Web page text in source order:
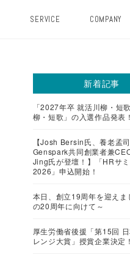
SERVICE COMPANY
新着記事
「2027年卒 就活川柳・短
柳・短歌」の入選作品発表！
【Josh Bersin氏、養老孟司
Genspark共同創業者兼
Jing氏が登壇！】「HRサミ
2026」申込開始！
本日、創立19周年を迎えま
の20周年に向けて～
厚生労働省後援「第15回
レンジ大賞」授賞企業決定！